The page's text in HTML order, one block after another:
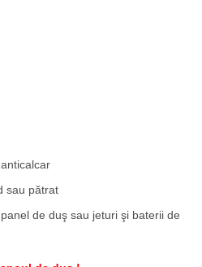
sau pătrat
de duş sau jeturi şi baterii de